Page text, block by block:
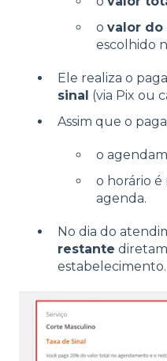
o valor do
escolhido
Ele realiza o
sinal (via Pix ou
Assim que o
o
o horário é
agenda.
No dia do
restante
estabelecimento.